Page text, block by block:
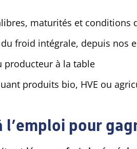
maturités et conditions
froid intégrale, depuis nos
producteur à la table
produits bio, HVE ou
l’emploi pour